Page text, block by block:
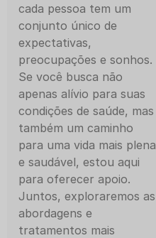
cada pessoa tem um
conjunto único de
expectativas,
preocupações e sonhos.
Se você busca não
apenas alívio para suas
condições de saúde, mas
também um caminho
para uma vida mais plena
e saudável, estou aqui
para oferecer apoio.
Juntos, exploraremos as
abordagens e
tratamentos mais